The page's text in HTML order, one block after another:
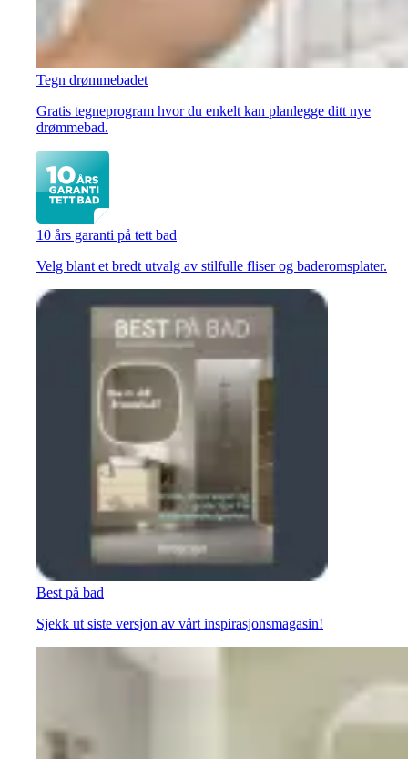
Tegn drømmebadet
Gratis tegneprogram hvor du enkelt kan planlegge ditt nye
drømmebad.
10 års garanti på tett bad
Velg blant et bredt utvalg av stilfulle fliser og baderomsplater.
Best på bad
Sjekk ut siste versjon av vårt inspirasjonsmagasin!